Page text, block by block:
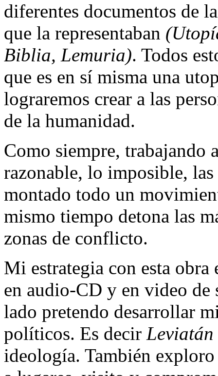
diferentes documentos de
que la representaban
Biblia, Lemuria). Todos
que es en sí misma una
lograremos crear a las
de la humanidad.
Como siempre, trabajando
razonable, lo imposible,
montado todo un
mismo tiempo detona las
zonas de conflicto.
Mi estrategia con esta
en audio-CD y en video
lado pretendo desarrollar
políticos. Es decir Leviatán
ideología. También